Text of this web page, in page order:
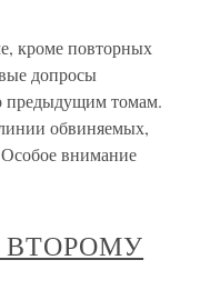
кроме повторных
допросы
предыдущим томам.
обвиняемых,
внимание
ВТОРОМУ